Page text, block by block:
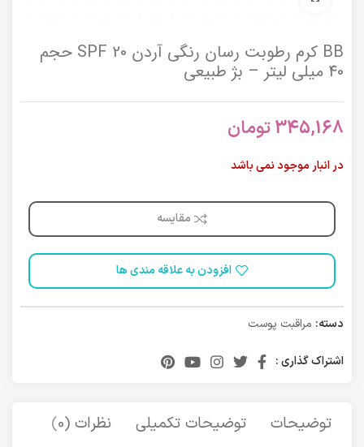
BB کرم رطوبت رسان رنگی آردن SPF 20 حجم
40 میلی لیتر – بژ طبیعی
345,168تومان
در انبار موجود نمی باشد
مقایسه
افزودن به علاقه مندی ها
دسته: مراقبت پوست
اشتراک گذاری :
توضیحات توضیحات تکمیلی نظرات (0)